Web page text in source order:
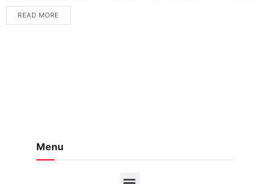
Czeka nas podróż przez wieki, od czasów...
READ MORE
Menu